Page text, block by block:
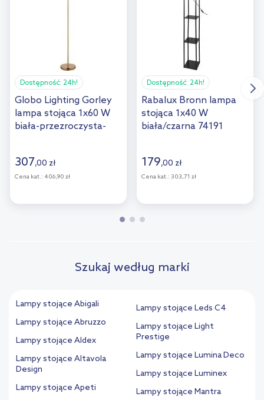
Dostępność: 24h!
Globo Lighting Gorley
lampa stojąca 1x60 W
biała-przezroczysta-
307,00 zł
Cena kat.: 406,90 zł
Dostępność: 24h!
Rabalux Bronn lampa
stojąca 1x40 W
biała/czarna 74191
179,00 zł
Cena kat.: 303,71 zł
Szukaj według marki
Lampy stojące Abigali
Lampy stojące Abruzzo
Lampy stojące Aldex
Lampy stojące Altavola
Design
Lampy stojące Apeti
Lampy stojące Leds C4
Lampy stojące Light
Prestige
Lampy stojące Lumina Deco
Lampy stojące Luminex
Lampy stojące Mantra